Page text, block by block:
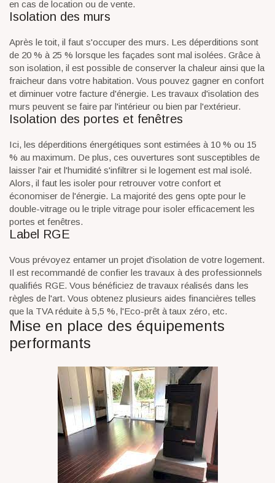
en cas de location ou de vente.
Isolation des murs
Après le toit, il faut s'occuper des murs. Les déperditions sont
de 20 % à 25 % lorsque les façades sont mal isolées. Grâce à
son isolation, il est possible de conserver la chaleur ainsi que la
fraicheur dans votre habitation. Vous pouvez gagner en confort
et diminuer votre facture d'énergie. Les travaux d'isolation des
murs peuvent se faire par l'intérieur ou bien par l'extérieur.
Isolation des portes et fenêtres
Ici, les déperditions énergétiques sont estimées à 10 % ou 15
% au maximum. De plus, ces ouvertures sont susceptibles de
laisser l'air et l'humidité s'infiltrer si le logement est mal isolé.
Alors, il faut les isoler pour retrouver votre confort et
économiser de l'énergie. La majorité des gens opte pour le
double-vitrage ou le triple vitrage pour isoler efficacement les
portes et fenêtres.
Label RGE
Vous prévoyez entamer un projet d'isolation de votre logement.
Il est recommandé de confier les travaux à des professionnels
qualifiés RGE. Vous bénéficiez de travaux réalisés dans les
règles de l'art. Vous obtenez plusieurs aides financières telles
que la TVA réduite à 5,5 %, l'Eco-prêt à taux zéro, etc.
Mise en place des équipements
performants